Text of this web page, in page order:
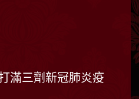
滿三劑新冠肺炎疫